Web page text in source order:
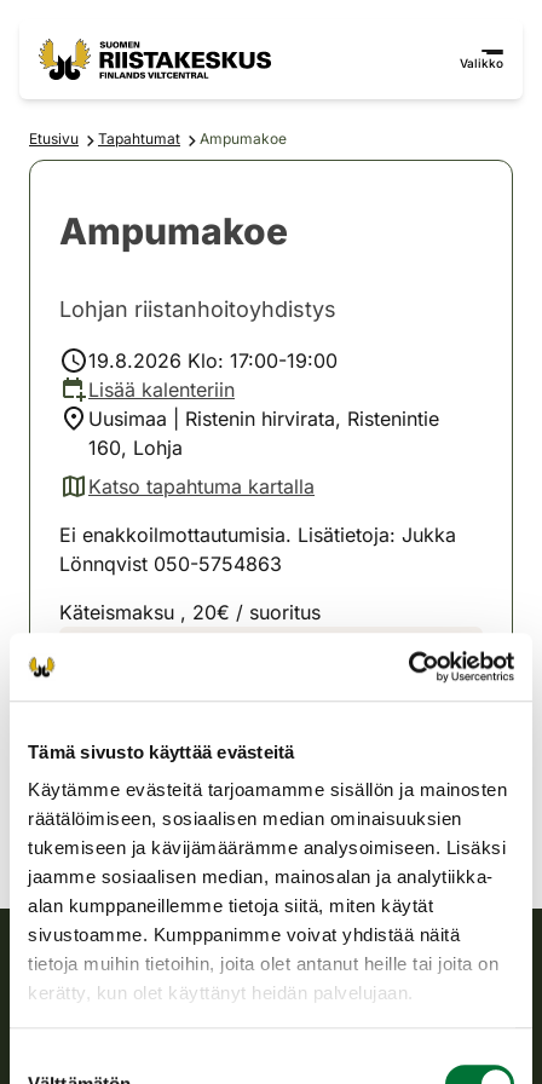
Tämä sivusto käyttää evästeitä
Käytämme evästeitä tarjoamamme sisällön ja mainosten
räätälöimiseen, sosiaalisen median ominaisuuksien
tukemiseen ja kävijämäärämme analysoimiseen. Lisäksi
jaamme sosiaalisen median, mainosalan ja analytiikka-
alan kumppaneillemme tietoja siitä, miten käytät
sivustoamme. Kumppanimme voivat yhdistää näitä
tietoja muihin tietoihin, joita olet antanut heille tai joita on
kerätty, kun olet käyttänyt heidän palvelujaan.
Valikko
Etusivu Tapahtumat Ampumakoe
Ampumakoe
Lohjan riistanhoitoyhdistys
19.8.2026 Klo: 17:00-19:00
Lisää kalenteriin
Uusimaa | Ristenin hirvirata, Ristenintie
160, Lohja
Katso tapahtuma kartalla
(avautuu uuteen välilehteen)
Ei enakkoilmottautumisia. Lisätietoja: Jukka
Lönnqvist 050-5754863
Käteismaksu , 20€ / suoritus
Uusimaa
lohja@rhy.riista.fi
Suomen riistakeskus
riistanhoitoyhdistysten toimintaa ja huolehtii riistapolitiikan